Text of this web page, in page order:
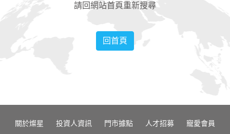
請回網站首頁重新搜尋
回首頁
關於燦星 投資人資訊 門市據點 人才招募
寵愛會員